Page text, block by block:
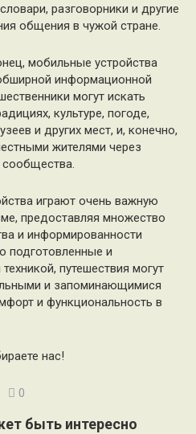
разговорники и другие
общения в чужой стране.
мобильные устройства
информационной
могут искать
культуре, погоде,
и других мест, и, конечно,
жителями через
играют очень важную
предоставляя множество
и информированности
подготовленные и
путешествия могут
и запоминающимися
и функциональность в
нас!
0
быть интересно